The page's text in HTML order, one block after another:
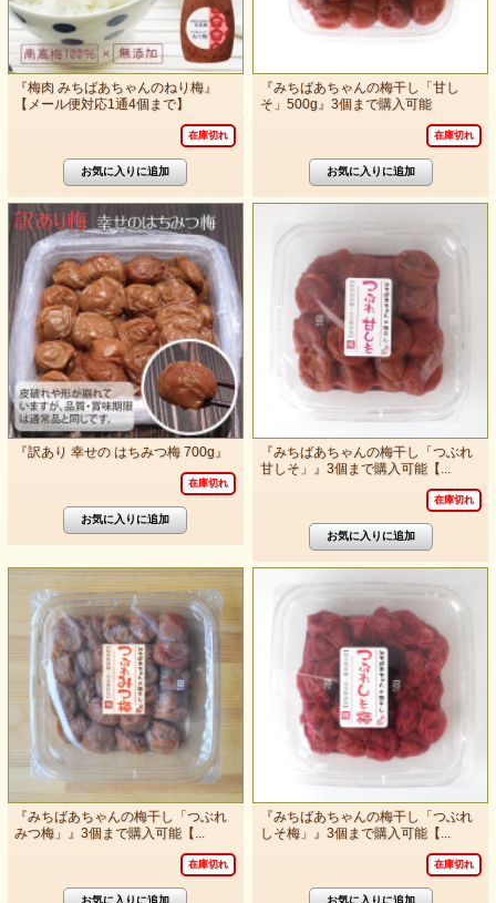
『梅肉 みちばあちゃんのねり梅』
【メール便対応1通4個まで】
在庫切れ
『みちばあちゃんの梅干し「甘し
そ」500g』3個まで購入可能
在庫切れ
『訳あり 幸せの はちみつ梅 700g』
在庫切れ
『みちばあちゃんの梅干し「つぶれ
甘しそ」』3個まで購入可能【...
在庫切れ
『みちばあちゃんの梅干し「つぶれ
みつ梅」』3個まで購入可能【...
在庫切れ
『みちばあちゃんの梅干し「つぶれ
しそ梅」』3個まで購入可能【...
在庫切れ